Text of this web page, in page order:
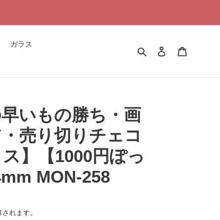
ガラス
検索 ログイン
いもの勝ち・画
売り切りチェコ
】【1000円ぽっ
MON-258
れます。